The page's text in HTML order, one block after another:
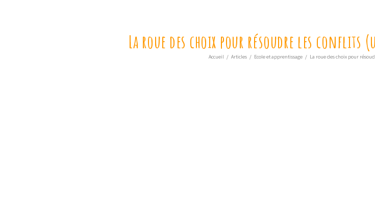
La roue des choix pour résoudre les conflits
Accueil / Articles / Ecole et apprentissage / La roue des choix pour